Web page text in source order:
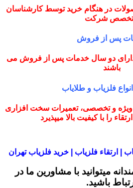
در هنگام خرید توسط کارشناسان
شرکت
پس از فروش
دو سال خدمات پس از فروش می
باشند
فلزیاب و طلایاب
ویژه و تخصصی، تعمیرات سخت افزاری
را با کیفیت بالا میپذیرد
| ارتقاء فلزیاب | خرید فلزیاب تهران
میتوانید با مشاورین ما در
باشید.